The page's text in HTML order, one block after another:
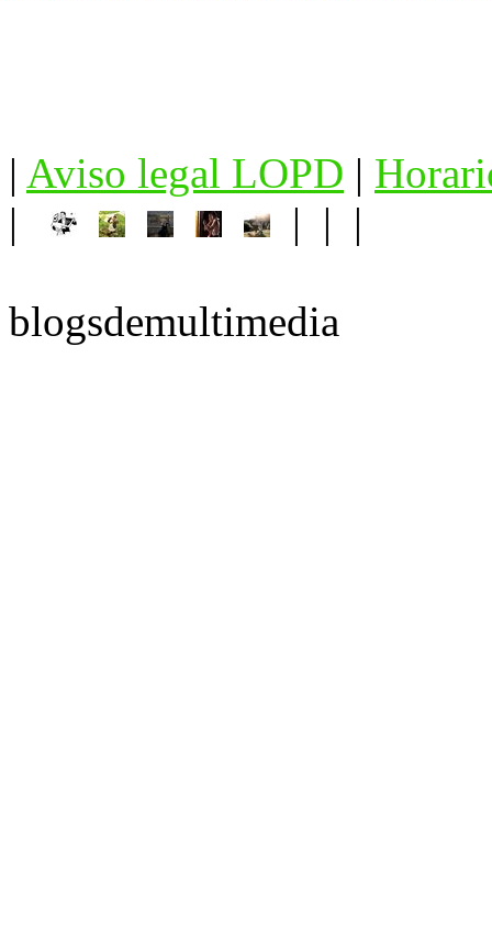
| Aviso legal LOPD |
|
| | |
blogsdemultimedia